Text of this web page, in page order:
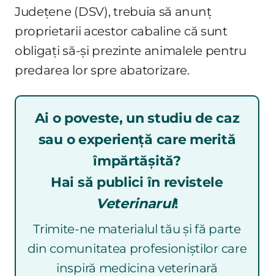
Județene (DSV), trebuia să anunț
proprietarii acestor cabaline că sunt
obligați să-și prezinte animalele pentru
predarea lor spre abatorizare.
Ai o poveste, un studiu de caz
sau o experiență care merită
împărtășită?
Hai să publici în revistele
Veterinarul!
Trimite-ne materialul tău și fă parte
din comunitatea profesioniștilor care
inspiră medicina veterinară